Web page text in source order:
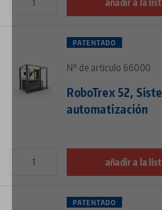
PATENTADO
Nº de artículo 66000
RoboTrex 52,
automatización
añadir a la
PATENTADO